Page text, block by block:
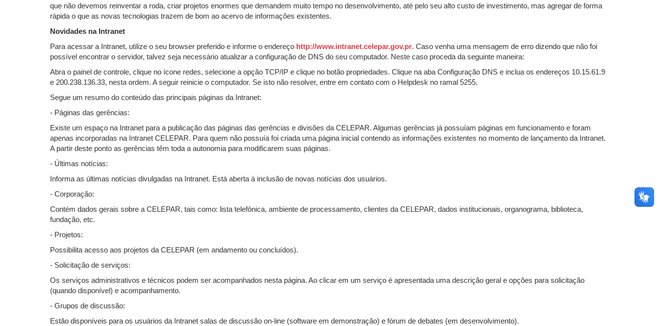
que não devemos reinventar a roda, criar projetos enormes que demandem muito tempo no desenvolvimento, até pelo seu alto custo de investimento, mas agregar de forma
rápida o que as novas tecnologias trazem de bom ao acervo de informações existentes.
Novidades na Intranet
Para acessar a Intranet, utilize o seu browser preferido e informe o endereço http://www.intranet.celepar.gov.pr. Caso venha uma mensagem de erro dizendo que não foi
possível encontrar o servidor, talvez seja necessário atualizar a configuração de DNS do seu computador. Neste caso proceda da seguinte maneira:
Abra o painel de controle, clique no ícone redes, selecione a opção TCP/IP e clique no botão propriedades. Clique na aba Configuração DNS e inclua os endereços 10.15.61.9
e 200.238.136.33, nesta ordem. A seguir reinicie o computador. Se isto não resolver, entre em contato com o Helpdesk no ramal 5255.
Segue um resumo do conteúdo das principais páginas da Intranet:
- Páginas das gerências:
Existe um espaço na Intranet para a publicação das páginas das gerências e divisões da CELEPAR. Algumas gerências já possuíam páginas em funcionamento e foram
apenas incorporadas na Intranet CELEPAR. Para quem não possuía foi criada uma página inicial contendo as informações existentes no momento de lançamento da Intranet.
A partir deste ponto as gerências têm toda a autonomia para modificarem suas páginas.
- Últimas notícias:
Informa as últimas notícias divulgadas na Intranet. Está aberta à inclusão de novas notícias dos usuários.
- Corporação:
Contém dados gerais sobre a CELEPAR, tais como: lista telefônica, ambiente de processamento, clientes da CELEPAR, dados institucionais, organograma, biblioteca,
fundação, etc.
- Projetos:
Possibilita acesso aos projetos da CELEPAR (em andamento ou concluídos).
- Solicitação de serviços:
Os serviços administrativos e técnicos podem ser acompanhados nesta página. Ao clicar em um serviço é apresentada uma descrição geral e opções para solicitação
(quando disponível) e acompanhamento.
- Grupos de discussão:
Estão disponíveis para os usuários da Intranet salas de discussão on-line (software em demonstração) e fórum de debates (em desenvolvimento).